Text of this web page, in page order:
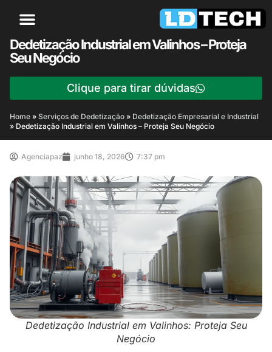
Dedetização Industrial em Valinhos – Proteja
Seu Negócio
Clique para tirar dúvidas
Home » Serviços de Dedetização » Dedetização Empresarial e Industrial
» Dedetização Industrial em Valinhos – Proteja Seu Negócio
Agenciapaz junho 18, 2026 7:37 pm
Dedetização Industrial em Valinhos: Proteja Seu
Negócio